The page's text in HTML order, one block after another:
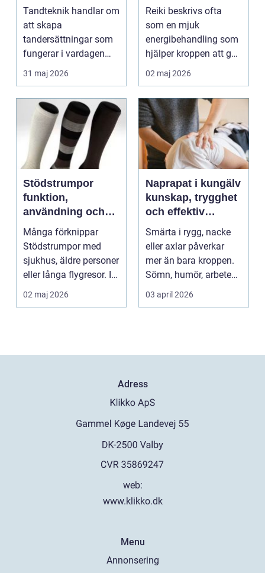
digitalt arbetsflöde
Tandteknik handlar om
att skapa
tandersättningar som
fungerar i vardagen
kronor, broar,
implantat, ...
31 maj 2026
djupare
återhämtning
Reiki beskrivs ofta
som en mjuk
energibehandling som
hjälper kroppen att gå
från stressläge till
02 maj 2026
Stödstrumpor
funktion,
användning och
hur du väljer rätt
Många förknippar
Stödstrumpor med
sjukhus, äldre personer
eller långa flygresor. I
verkligheten är d...
02 maj 2026
Naprapat i kungälv
kunskap, trygghet
och effektiv
smärtlindring
Smärta i rygg, nacke
eller axlar påverkar
mer än bara kroppen.
Sömn, humör, arbete
och vardag blir l...
03 april 2026
Adress
web:
www.klikko.dk
Menu
Annonsering